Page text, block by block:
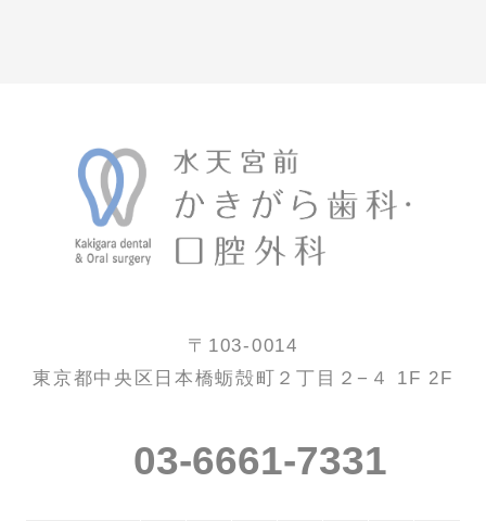
〒103-0014
東京都中央区日本橋蛎殻町２丁目２−４ 1F 2F
03-6661-7331